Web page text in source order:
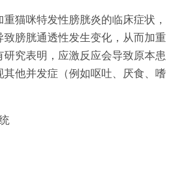
猫咪特发性膀胱炎的临床症状，
致膀胱通透性发生变化，从而加重
究表明，应激反应会导致原本患
其他并发症（例如呕吐、厌食、嗜